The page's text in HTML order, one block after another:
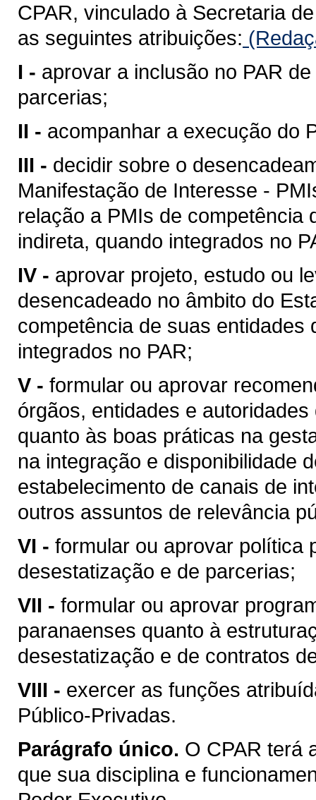
CPAR, vinculado à Secretaria
as seguintes atribuições:
I - aprovar a inclusão no PAR
parcerias;
II - acompanhar a execução do
III - decidir sobre o
Manifestação de Interesse -
relação a PMIs de competência
indireta, quando integrados no
IV - aprovar projeto, estudo ou
desencadeado no âmbito do
competência de suas entidades
integrados no PAR;
V - formular ou aprovar
órgãos, entidades e
quanto às boas práticas na
na integração e disponibilidade
estabelecimento de canais de
outros assuntos de relevância
VI - formular ou aprovar política
desestatização e de parcerias;
VII - formular ou aprovar
paranaenses quanto à
desestatização e de contratos
VIII - exercer as funções
Público-Privadas.
Parágrafo único. O CPAR terá
que sua disciplina e